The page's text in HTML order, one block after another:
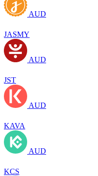
AUD
JASMY
AUD
JST
AUD
KAVA
AUD
KCS